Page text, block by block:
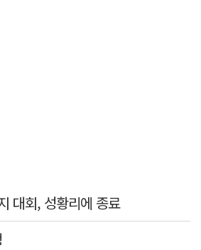
대회, 성황리에 종료